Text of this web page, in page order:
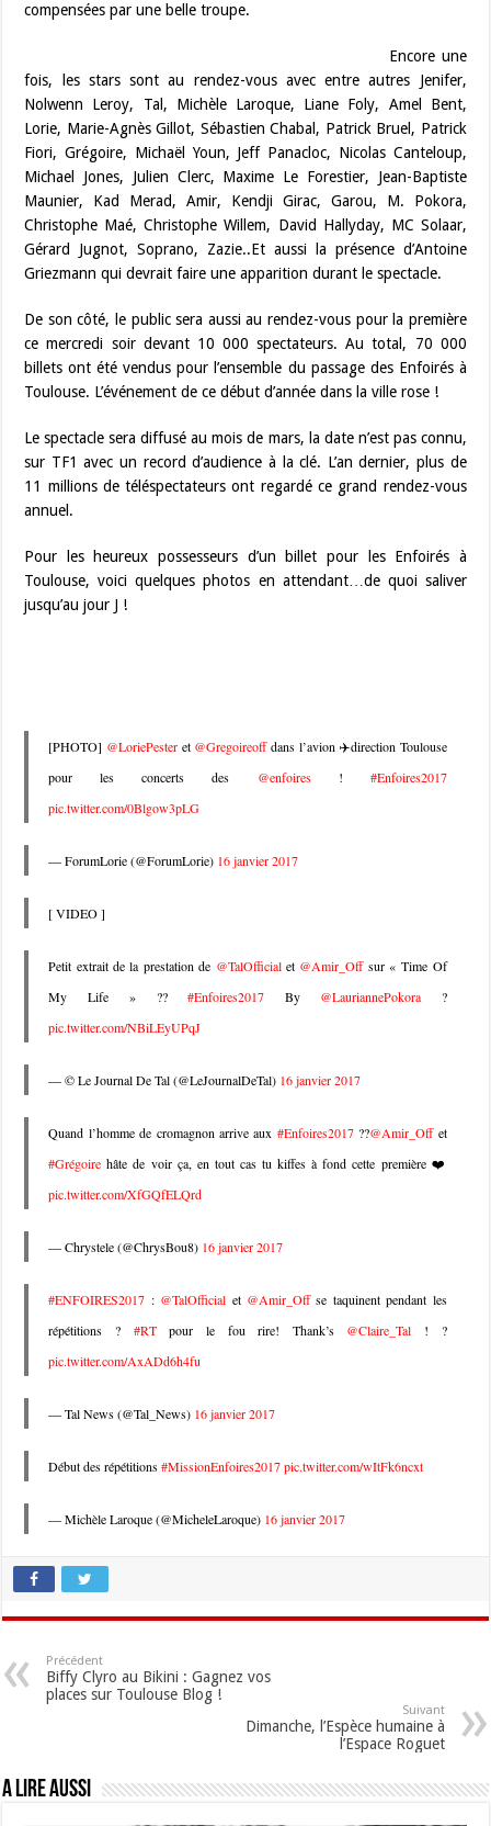
compensées par une belle troupe.
Encore une
fois, les stars sont au rendez-vous avec entre autres Jenifer,
Nolwenn Leroy, Tal, Michèle Laroque, Liane Foly, Amel Bent,
Lorie, Marie-Agnès Gillot, Sébastien Chabal, Patrick Bruel, Patrick
Fiori, Grégoire, Michaël Youn, Jeff Panacloc, Nicolas Canteloup,
Michael Jones, Julien Clerc, Maxime Le Forestier, Jean-Baptiste
Maunier, Kad Merad, Amir, Kendji Girac, Garou, M. Pokora,
Christophe Maé, Christophe Willem, David Hallyday, MC Solaar,
Gérard Jugnot, Soprano, Zazie..Et aussi la présence d’Antoine
Griezmann qui devrait faire une apparition durant le spectacle.
De son côté, le public sera aussi au rendez-vous pour la première
ce mercredi soir devant 10 000 spectateurs. Au total, 70 000
billets ont été vendus pour l’ensemble du passage des Enfoirés à
Toulouse. L’événement de ce début d’année dans la ville rose !
Le spectacle sera diffusé au mois de mars, la date n’est pas connu,
sur TF1 avec un record d’audience à la clé. L’an dernier, plus de
11 millions de téléspectateurs ont regardé ce grand rendez-vous
annuel.
Pour les heureux possesseurs d’un billet pour les Enfoirés à
Toulouse, voici quelques photos en attendant…de quoi saliver
jusqu’au jour J !
[PHOTO] @LoriePesteret @Gregoireoffdans l’avion ✈️direction Toulouse
pour les concerts des @enfoires! #Enfoires2017
pic.twitter.com/0Blgow3pLG
— ForumLorie (@ForumLorie) 16 janvier 2017
[ VIDEO ]
Petit extrait de la prestation de @TalOfficialet @Amir_Offsur « Time Of
My Life » ??#Enfoires2017 By @LauriannePokora ?
pic.twitter.com/NBiLEyUPqJ
— © Le Journal De Tal (@LeJournalDeTal) 16 janvier 2017
Quand l’homme de cromagnon arrive aux #Enfoires2017??@Amir_Offet
#Grégoire hâte de voir ça, en tout cas tu kiffes à fond cette première ❤️
pic.twitter.com/XfGQfELQrd
— Chrystele (@ChrysBou8) 16 janvier 2017
#ENFOIRES2017 : @TalOfficial et @Amir_Offse taquinent pendant les
répétitions ? #RTpour le fou rire! Thank’s @Claire_Tal ! ?
pic.twitter.com/AxADd6h4fu
— Tal News (@Tal_News) 16 janvier 2017
Début des répétitions#MissionEnfoires2017 pic.twitter.com/wItFk6ncxt
— Michèle Laroque (@MicheleLaroque) 16 janvier 2017
Précédent
Biffy Clyro au Bikini : Gagnez vos
places sur Toulouse Blog !
Suivant
Dimanche, l’Espèce humaine à
l’Espace Roguet
A lire aussi